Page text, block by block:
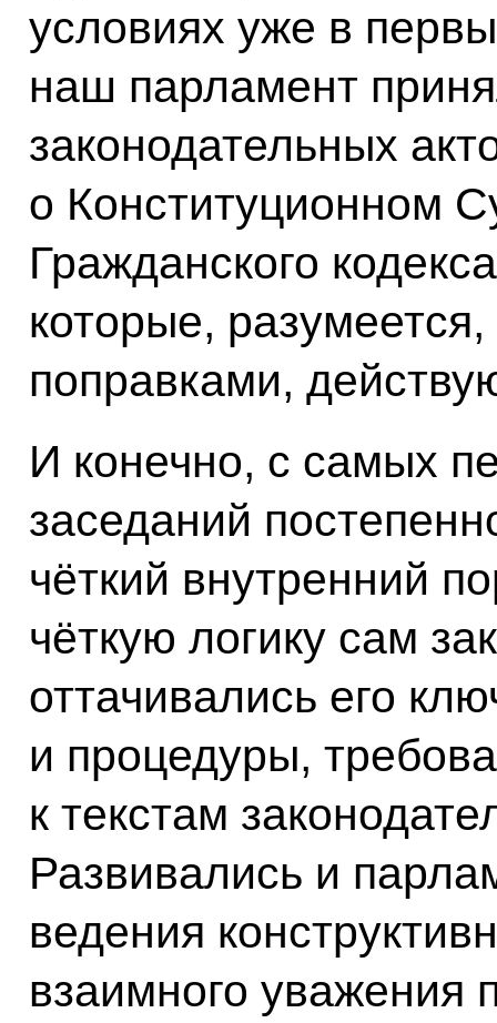
условиях уже в
наш парламент
законодательных
о Конституционном
Гражданского
которые,
поправками,
И конечно, с самых
заседаний
чёткий внутренний
чёткую логику сам
оттачивались его
и процедуры,
к текстам
Развивались и
ведения
взаимного уважения